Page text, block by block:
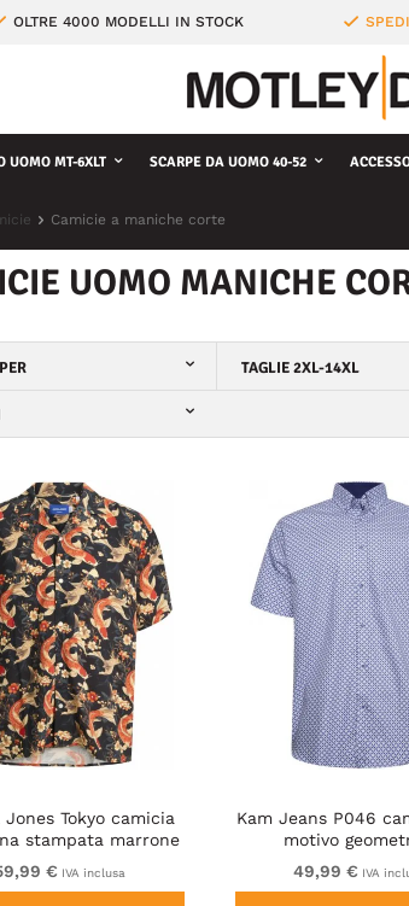
OLTRE 4000 MODELLI IN STOCK
UOMO MT-6XLT SCARPE DA UOMO 40-52
Camicie a maniche corte
UOMO MANICHE
TAGLIE 2XL-14XL
Jones Tokyo camicia
stampata marrone
scuro
€ IVA inclusa
Kam Jeans P046
motivo
49,99 € IVA